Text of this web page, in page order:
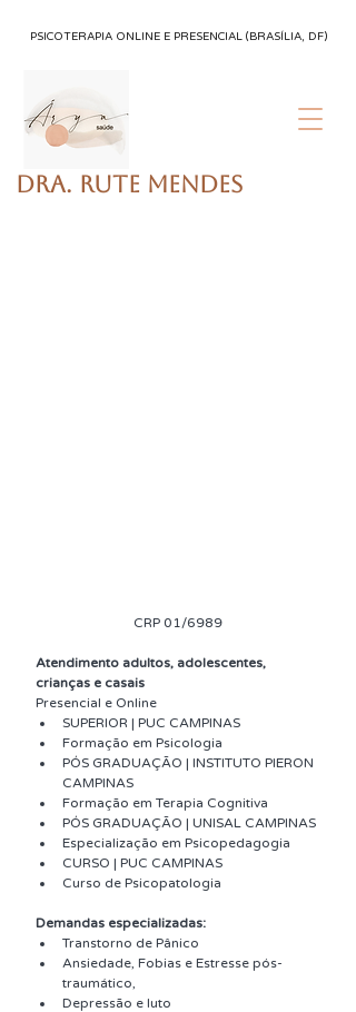
PSICOTERAPIA ONLINE E PRESENCIAL (BRASÍLIA, DF)
Dra. Rute Mendes
CRP 01/6989
Atendimento adultos, adolescentes,
crianças e casais
Presencial e Online
SUPERIOR | PUC CAMPINAS
Formação em Psicologia
PÓS GRADUAÇÃO | INSTITUTO PIERON
CAMPINAS
Formação em Terapia Cognitiva
PÓS GRADUAÇÃO | UNISAL CAMPINAS
Especialização em Psicopedagogia
CURSO | PUC CAMPINAS
Curso de Psicopatologia
Demandas especializadas:
Transtorno de Pânico
Ansiedade, Fobias e Estresse pós-
traumático,
Depressão e luto